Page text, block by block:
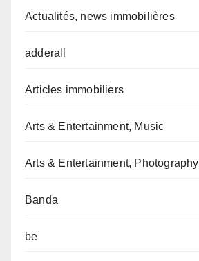
Actualités, news immobilières
adderall
Articles immobiliers
Arts & Entertainment, Music
Arts & Entertainment, Photography
Banda
be